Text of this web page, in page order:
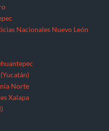
Nacionales Nuevo León
Norte
Xalapa